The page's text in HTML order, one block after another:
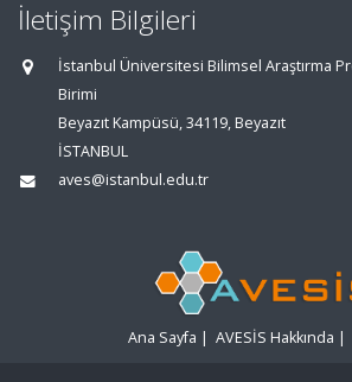
İletişim Bilgileri
İstanbul Üniversitesi Bilimsel Araştırma
Birimi
Beyazıt Kampüsü, 34119, Beyazıt
İSTANBUL
aves@istanbul.edu.tr
Ana Sayfa | AVESİS Hakkında |